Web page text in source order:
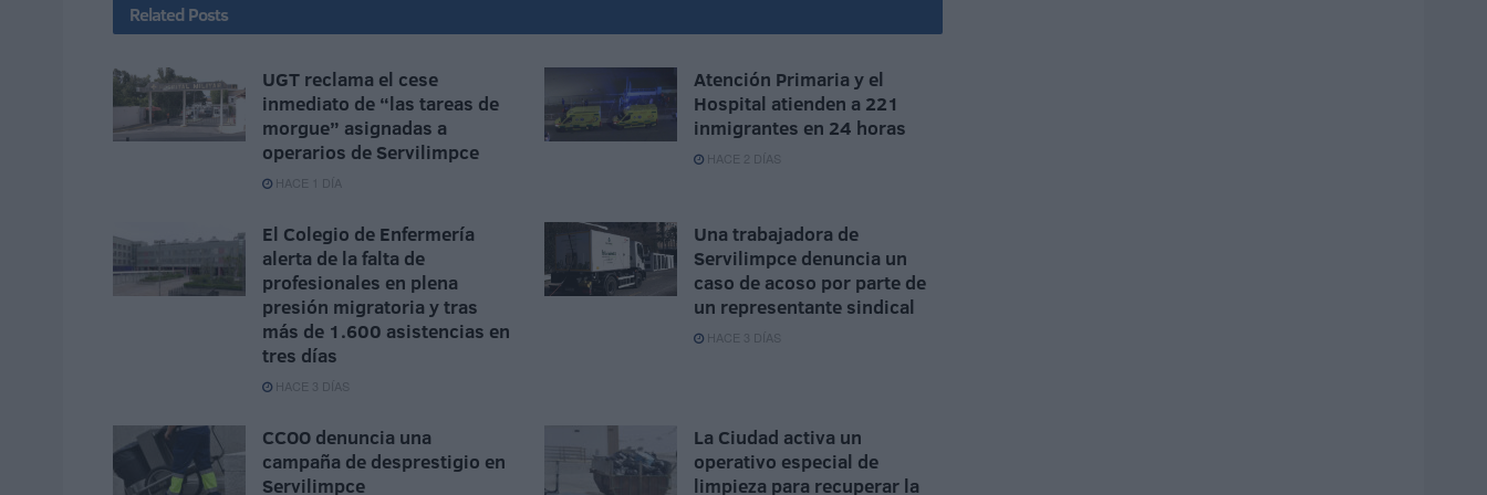
Related Posts
UGT reclama el cese
inmediato de “las tareas de
morgue” asignadas a
operarios de Servilimpce
HACE 1 DÍA
Atención Primaria y el
Hospital atienden a 221
inmigrantes en 24 horas
HACE 2 DÍAS
El Colegio de Enfermería
alerta de la falta de
profesionales en plena
presión migratoria y tras
más de 1.600 asistencias en
tres días
HACE 3 DÍAS
Una trabajadora de
Servilimpce denuncia un
caso de acoso por parte de
un representante sindical
HACE 3 DÍAS
CCOO denuncia una
campaña de desprestigio en
Servilimpce
La Ciudad activa un
operativo especial de
limpieza para recuperar la